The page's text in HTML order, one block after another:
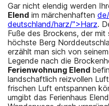
Gar nicht elendig werden
Elend im märchenhaften
deutschland/harz/">Harz.
Fuße des Brockens, der mit
höchste Berg
erzählt man sich von
Legende nach die
Ferienwohnung Elend
landschaftlich reizvollen
frischen Luft entspannen
umgibt das Ferienhaus